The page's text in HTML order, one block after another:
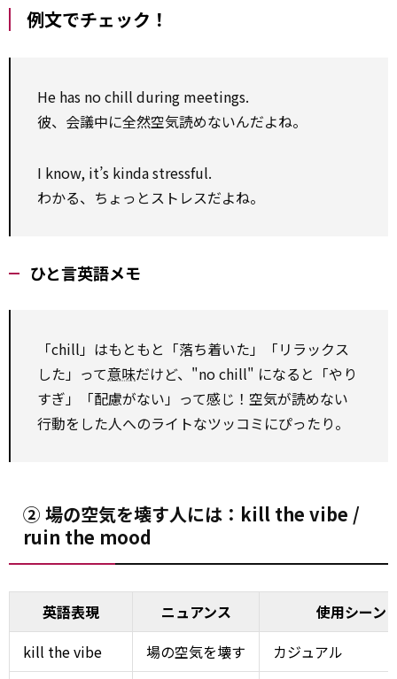
例文でチェック！
He has no chill during meetings.
彼、会議中に全然空気読めないんだよね。
I know, it’s kinda stressful.
わかる、ちょっとストレスだよね。
ひと言英語メモ
「chill」はもともと「落ち着いた」「リラックス
した」って意味だけど、"no chill" になると「やり
すぎ」「配慮がない」って感じ！空気が読めない
行動をした人へのライトなツッコミにぴったり。
② 場の空気を壊す人には：kill the vibe /
ruin the mood
英語表現 ニュアンス
使用シーン
kill the vibe
場の空気を壊す カジュアル